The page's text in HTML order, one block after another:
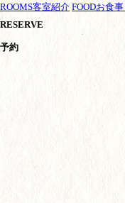
ROOMS客室紹介 FOODお食事
RESERVE
予約